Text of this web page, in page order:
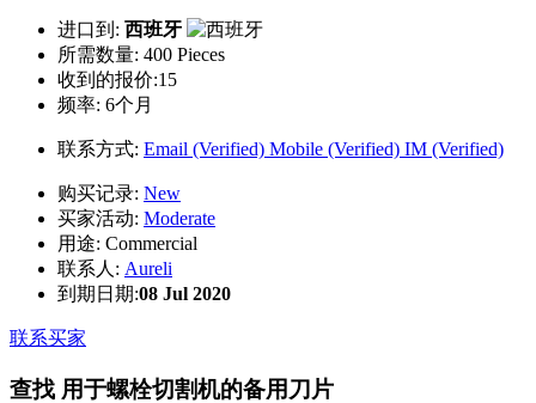
进口到: 西班牙
所需数量: 400 Pieces
收到的报价:15
频率: 6个月
联系方式: Email (Verified) Mobile (Verified) IM (Verified)
购买记录: New
买家活动: Moderate
用途: Commercial
联系人: Aureli
到期日期:08 Jul 2020
联系买家
查找 用于螺栓切割机的备用刀片